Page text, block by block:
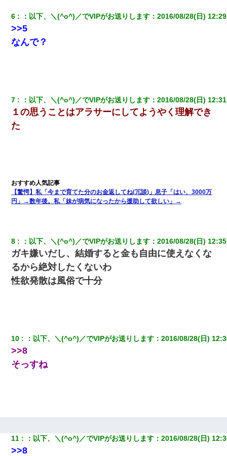
妹が嘘つきな元カレと寄りを戻してしまったという話をしていた
ら、旦那の顔が曇って雰囲気が一転。そそくさと話を切り上げて
いつもより早く寝付いてしまった…｜生活｜ワロタあんてな
【悲報】姉と入浴中に大きくなってしまった結果ｗｗｗｗｗｗｗ
ｗ
スマホを与えられて、中学卒業する頃にはすっかり女叩きに洗脳
された弟が、大学進学のために一人暮らししたいと言い出した。
【戦争】不妊の俺嫁に弟嫁が2日間4歳児を託児 俺嫁はそこまで気
にしてなかったが、あまりにも子供が俺嫁に懐くので最後らへん
顔引きつってた → そして弟嫁が迎えに来た翌日…
ｗｗｗｗｗｗｗ
３２歳俺「ずっと好きでした！！付き合って下さい！」 ２５歳
彼女「うん！！絶対幸せになろうね！！！！」 → ７年後ｗｗ
この母親は娘の黒歴史を掘り出さないと死ぬんか？ 死ぬんか？
6 ： 以下、＼(^o^)／でVIPがお送りします ：2016/08/28(日)
>>5
なんで？
7 ： 以下、＼(^o^)／でVIPがお送りします ：2016/08/28(日)
１の思うことはアラサーにしてようやく理解でき
た
【驚愕】私「今まで育てた分のお金返してね(冗談)」息子「はい、3000万
円」→数年後。私「妹が病気になったから援助して欲しい」→
8 ： 以下、＼(^o^)／でVIPがお送りします ：2016/08/28(日)
ガキ嫌いだし、結婚すると金も自由に使えなくな
るから絶対したくないわ
性欲発散は風俗で十分
10 ： 以下、＼(^o^)／でVIPがお送りします ：2016/08/28(日)
>>8
そっすね
11 ： 以下、＼(^o^)／でVIPがお送りします ：2016/08/28(日)
>>8